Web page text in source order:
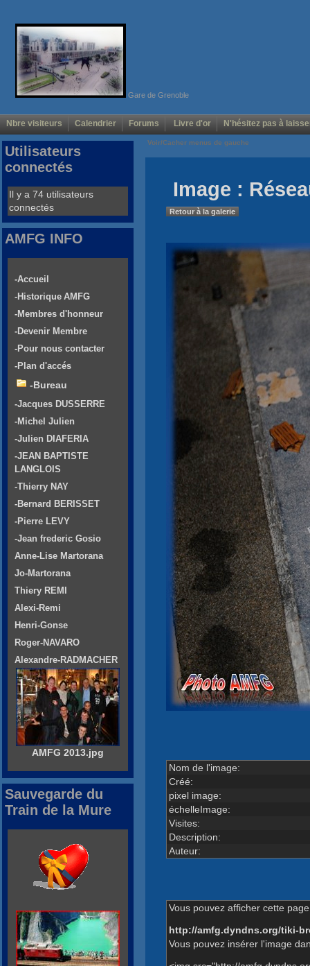
Gare de Grenoble
Nbre visiteurs Calendrier Forums Livre d'or N'hésitez pas à
Voir/Cacher menus de gauche
Image :
Retour à la galerie
Nom de l'image:
Créé:
pixel image:
échelleImage:
Visites:
Description:
Auteur:
Vous pouvez afficher cette
http://amfg.dyndns.org/tiki-
Vous pouvez insérer l'image
Utilisateurs
connectés
Il y a 74 utilisateurs
connectés
AMFG INFO
-Accueil
-Historique AMFG
-Membres d'honneur
-Devenir Membre
-Pour nous contacter
-Plan d'accés
-Bureau
-Jacques DUSSERRE
-Michel Julien
-Julien DIAFERIA
-JEAN BAPTISTE
LANGLOIS
-Thierry NAY
-Bernard BERISSET
-Pierre LEVY
-Jean frederic Gosio
Anne-Lise Martorana
Jo-Martorana
Thiery REMI
Alexi-Remi
Henri-Gonse
Roger-NAVARO
Alexandre-RADMACHER
AMFG 2013.jpg
Sauvegarde du
Train de la Mure